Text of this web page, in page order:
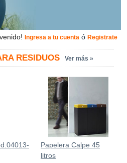
Ingresa a tu cuenta ó Registrate
RESIDUOS Ver más »
Papelera Calpe 45
litros